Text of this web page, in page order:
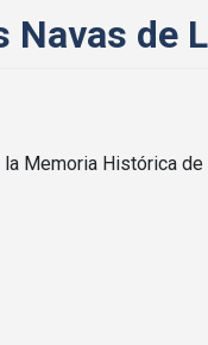
Navas de
Memoria Histórica